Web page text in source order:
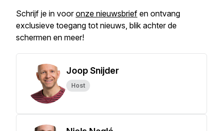
Schrijf je in vooronze nieuwsbrief en ontvang
exclusieve toegang tot nieuws, blik achter de
schermen en meer!
Joop Snijder
Host